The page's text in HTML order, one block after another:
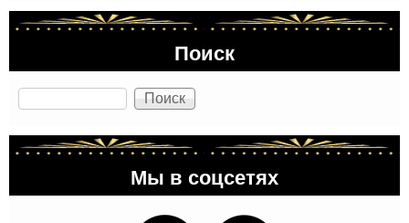
Поиск
Поиск
Мы в соцсетях